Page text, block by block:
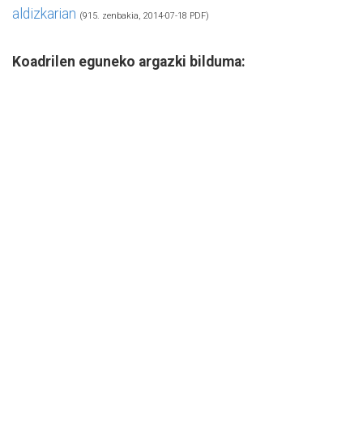
aldizkarian (915. zenbakia, 2014-07-18 PDF)
Koadrilen eguneko argazki bilduma: